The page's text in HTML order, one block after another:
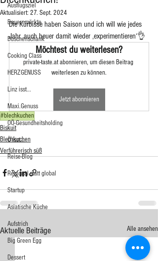
Ausflugsziel
Bauernmärkte
Buschenschank
Cooking Class
HERZGENUSS
Linz isst...
Maxi.Genuss
OÖ-Gesundheitsholding
Ö isst...
Reise-Blog
Regional statt global
Startup
Asiatische Küche
Aufstrich
Big Green Egg
Dessert
Aktualisiert: 27. Sept. 2024
Die Kürbisse haben Saison und ich will wie jedes
Jahr, auch heuer damit wieder ‚experimentieren‘👌
Möchtest du weiterlesen?
private-taste.at abonnieren, um diesen Beitrag
weiterlesen zu können.
Jetzt abonnieren
#blechkuchen
Biskuit
Blechkuchen
Verführerisch süß
Aktuelle Beiträge Alle ansehen